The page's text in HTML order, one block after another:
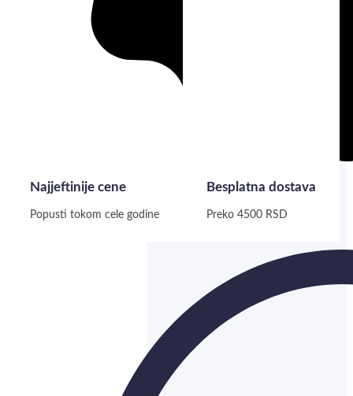
Najjeftinije cene
Popusti tokom cele godine
Besplatna dostava
Preko 4500 RSD